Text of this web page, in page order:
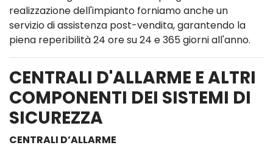
realizzazione dell'impianto forniamo anche un
servizio di assistenza post-vendita, garantendo la
piena reperibilità 24 ore su 24 e 365 giorni all'anno.
CENTRALI D'ALLARME E ALTRI
COMPONENTI DEI SISTEMI DI
SICUREZZA
CENTRALI D’ALLARME